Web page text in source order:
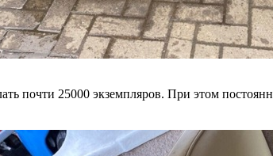
почти 25000 экземпляров. При этом